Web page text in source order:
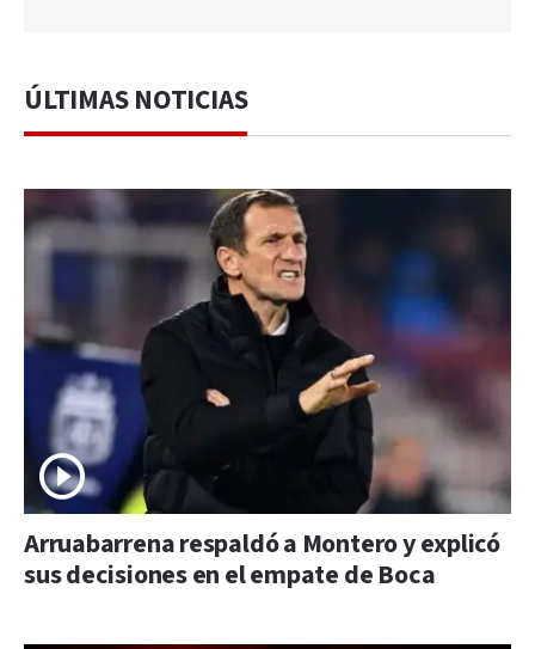
ÚLTIMAS NOTICIAS
Arruabarrena respaldó a Montero y explicó
sus decisiones en el empate de Boca